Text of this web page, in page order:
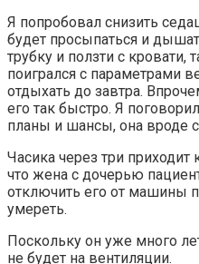
Я попробовал снизить
будет просыпаться и
трубку и ползти с кровати,
поигрался с параметрами
отдыхать до завтра.
его так быстро. Я
планы и шансы, она вроде
Часика через три
что жена с дочерью
отключить его от машины
умереть.
Поскольку он уже много
не будет на вентиляции.